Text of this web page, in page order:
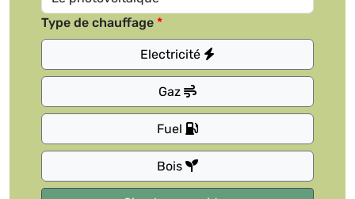
Type de chauffage
Electricité
Gaz
Fuel
Bois